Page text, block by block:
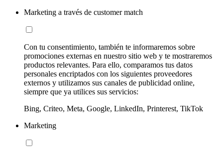
Marketing a través de customer match
Con tu consentimiento, también te informaremos sobre
promociones externas en nuestro sitio web y te mostraremos
productos relevantes. Para ello, comparamos tus datos
personales encriptados con los siguientes proveedores
externos y utilizamos sus canales de publicidad online,
siempre que ya utilices sus servicios:
Bing, Criteo, Meta, Google, LinkedIn, Printerest, TikTok
Marketing